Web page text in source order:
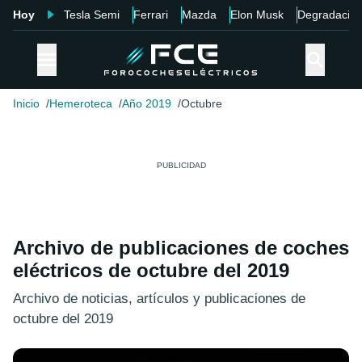
Hoy Tesla Semi Ferrari Mazda Elon Musk Degradación
Inicio Hemeroteca Año 2019 Octubre
Archivo de publicaciones de coches
eléctricos de octubre del 2019
Archivo de noticias, artículos y publicaciones de
octubre del 2019